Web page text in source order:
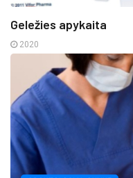
Geležies apykaita
2020